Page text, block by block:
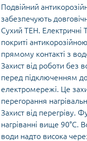
Подвійний
забезпечують
Сухий ТЕН. Електричні
покриті
прямому контакті з
Захист від роботи без
перед підключенням
електромережі. Це
перегорання
Захист від перегріву.
нагріванні вище 90°С.
води надто висока